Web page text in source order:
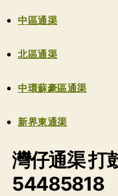
中區通渠
北區通渠
中環蘇豪區通渠
新界東通渠
灣仔通渠 打
54485818